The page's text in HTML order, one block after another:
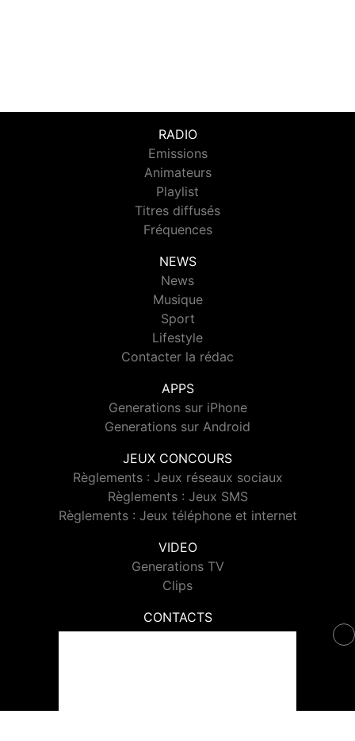
RADIO
Emissions
Animateurs
Playlist
Titres diffusés
Fréquences
NEWS
News
Musique
Sport
Lifestyle
Contacter la rédac
APPS
Generations sur iPhone
Generations sur Android
JEUX CONCOURS
Règlements : Jeux réseaux sociaux
Règlements : Jeux SMS
Règlements : Jeux téléphone et internet
VIDEO
Generations TV
Clips
CONTACTS
Contacter Generations